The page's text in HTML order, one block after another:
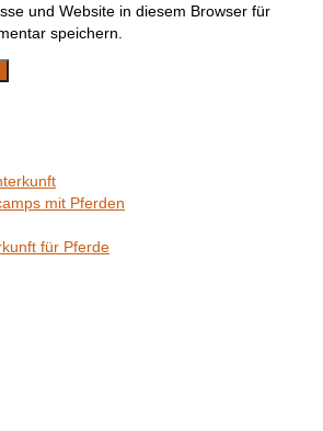
und Website in diesem Browser für
speichern.
mit Pferden
für Pferde